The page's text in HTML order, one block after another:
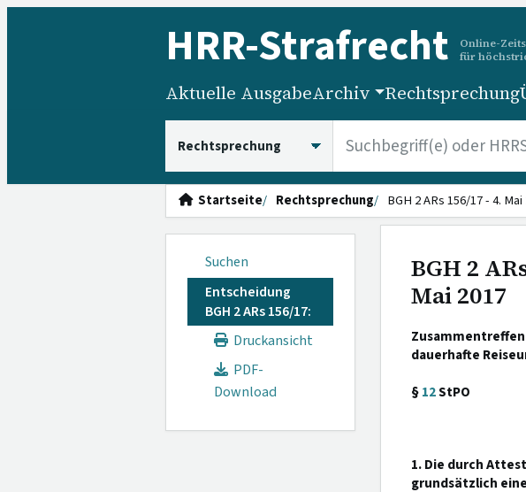
HRR-Strafrecht
Online-
für
Aktuelle AusgabeArchiv Rechtsprechung
Startseite Rechtsprechung BGH 2 ARs 156/17 - 4.
Suchen
Entscheidung
BGH 2 ARs 156/17:
Druckansicht
PDF-
Download
BGH 2
Mai 2017
dauerhafte
§12StPO
1. Die durch
grundsätzlich